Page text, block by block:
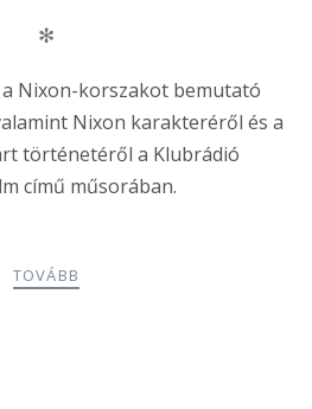
✻
a Nixon-korszakot bemutató
Nixon karakteréről és a
történetéről a Klubrádió
című műsorában.
TOVÁBB